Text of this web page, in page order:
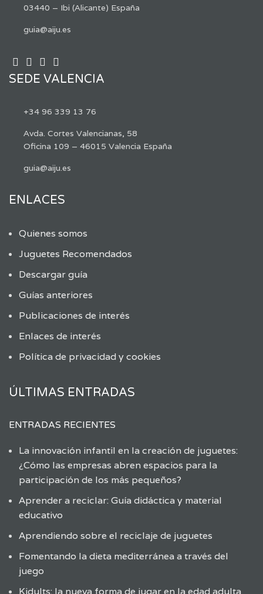
03440 – Ibi (Alicante) España
guia@aiju.es
SEDE VALENCIA
+34 96 339 13 76
Avda. Cortes Valencianas, 58
Oficina 109 – 46015 Valencia España
guia@aiju.es
ENLACES
Quienes somos
Juguetes Recomendados
Descargar guía
Guías anteriores
Publicaciones de interés
Enlaces de interés
Política de privacidad y cookies
ÚLTIMAS ENTRADAS
ENTRADAS RECIENTES
La innovación infantil en la creación de juguetes:
¿Cómo las empresas abren espacios para la
participación de los más pequeños?
Aprender a reciclar: Guía didáctica y material
educativo
Aprendiendo sobre el reciclaje de juguetes
Fomentando la dieta mediterránea a través del
juego
Kidults: la nueva forma de jugar en la edad adulta